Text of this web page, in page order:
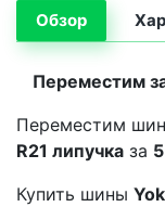
Обзор
Переместим
Переместим
R21 липучка за 5
Купить шины